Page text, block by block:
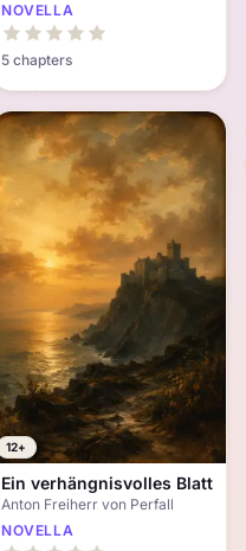
NOVELLA
5 chapters
12+
Ein verhängnisvolles Blatt
Anton Freiherr von Perfall
NOVELLA